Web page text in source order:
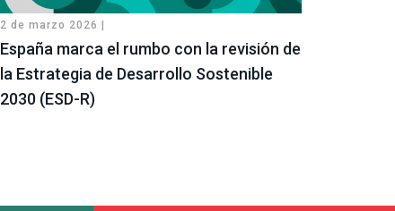
2 de marzo 2026 |
España marca el rumbo con la revisión de
la Estrategia de Desarrollo Sostenible
2030 (ESD-R)